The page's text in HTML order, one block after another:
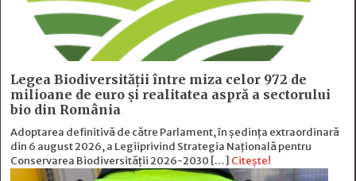
Legea Biodiversității între miza celor 972 de
milioane de euro și realitatea aspră a sectorului
bio din România
Adoptarea definitivă de către Parlament, în ședința extraordinară
din 6 august 2026, a Legiiprivind Strategia Națională pentru
Conservarea Biodiversității 2026-2030 […] Citește!